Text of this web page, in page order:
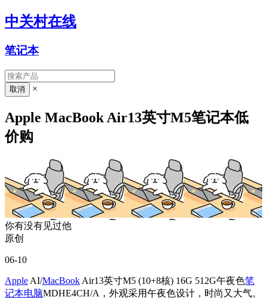
中关村在线
笔记本
×
Apple MacBook Air13英寸M5笔记本低
价购
你有没有见过他
原创
06-10
Apple AI/MacBook Air13英寸M5 (10+8核) 16G 512G午夜色笔
记本电脑MDHE4CH/A，外观采用午夜色设计，时尚又大气。